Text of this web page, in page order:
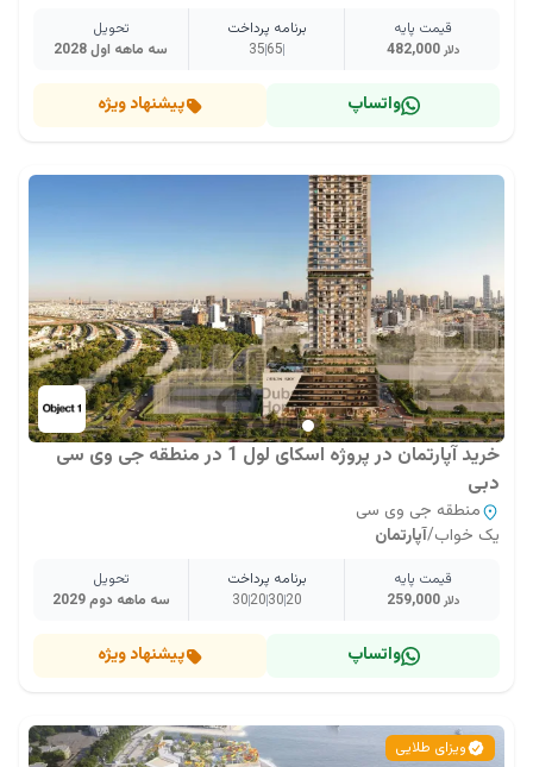
قیمت پایه
482,000 دلار
برنامه پرداخت
65
35
تحویل
سه ماهه اول 2028
واتساپ پیشنهاد ویژه
خرید آپارتمان در پروژه اسکای لول 1 در منطقه جی وی سی
دبی
منطقه جی وی سی
یک خواب/آپارتمان
قیمت پایه
259,000 دلار
برنامه پرداخت
20
30
20
30
تحویل
سه ماهه دوم 2029
واتساپ پیشنهاد ویژه
ویزای طلایی